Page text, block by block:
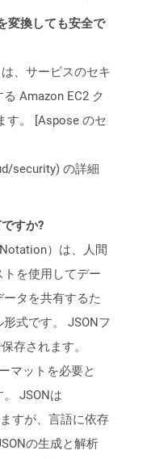
変換しても安全で
、サービスのセキ
Amazon EC2 ク
す。 [Aspose のセ
security) の詳細
すか?
）は、人間
を使用してデー
タを共有するた
式です。 JSONフ
存されます。
マットを必要と
JSONは
すが、言語に依存
の生成と解析